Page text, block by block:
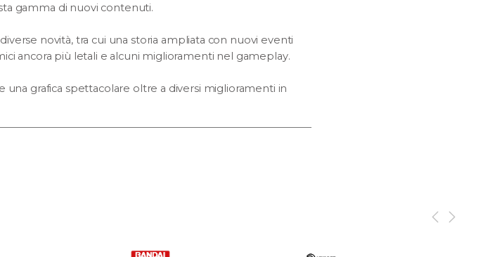
gamma di nuovi contenuti.
novità, tra cui una storia ampliata con nuovi eventi
ancora più letali e alcuni miglioramenti nel gameplay.
grafica spettacolare oltre a diversi miglioramenti in